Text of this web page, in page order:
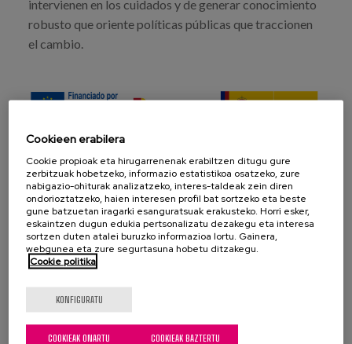
intervienen en los cuidados y de generar conocimiento
robusto que oriente políticas públicas que traccionen
el cambio.
URTEA
2022-tik2024 -ra
PROIEKTUAREN EGOERA
Amaitua
PROFESIONALAK
BESTE PROFESIONAL BATZUK
Cookieen erabilera
Cookie propioak eta hirugarrenenak erabiltzen ditugu gure
zerbitzuak hobetzeko, informazio estatistikoa osatzeko, zure
nabigazio-ohiturak analizatzeko, interes-taldeak zein diren
ondorioztatzeko, haien interesen profil bat sortzeko eta beste
gune batzuetan iragarki esanguratsuak erakusteko. Horri esker,
eskaintzen dugun edukia pertsonalizatu dezakegu eta interesa
sortzen duten atalei buruzko informazioa lortu. Gainera,
webgunea eta zure segurtasuna hobetu ditzakegu.
Cookie politika
KONFIGURATU
COOKIEAK BAZTERTU
COOKIEAK ONARTU